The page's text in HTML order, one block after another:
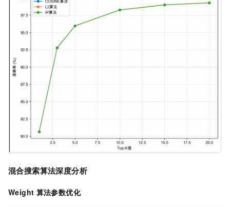
混合搜索算法深度分析
Weight 算法参数优化